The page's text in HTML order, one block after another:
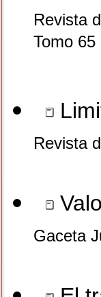
Revista
Tomo 65
Revista
Gaceta